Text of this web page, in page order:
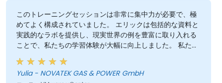
このトレーニングセッションは非常に集中力が必要で、極
めてよく構成されていました。 エリックは包括的な資料と
実践的なラボを提供し、現実世界の例を豊富に取り入れる
ことで、私たちの学習体験が大幅に向上しました。 私たち
は計画されたスケジュールに厳密に従い、興味に関係ない
セクションは効率的にスキップしました。 エリックは高い
プロフェッショナリズムと広範な専門知識を示し、私たち
Yulia - NOVATEK GAS & POWER GmbH